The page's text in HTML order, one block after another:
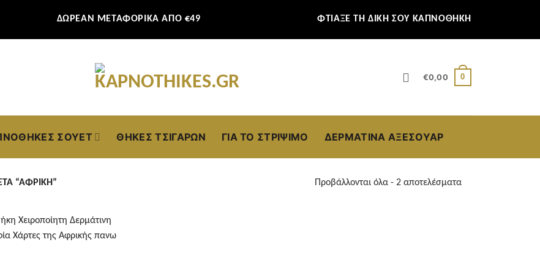
ΔΩΡΕΑΝ ΜΕΤΑΦΟΡΙΚΑ ΑΠΟ €49 ΦΤΙΑΞΕ ΤΗ ΔΙΚΗ ΣΟΥ ΚΑΠΝΟΘΗΚΗ
€0,00 0
ΣΟΥΈΤ ΘΉΚΕΣ ΤΣΙΓΆΡΩΝ ΓΙΑ ΤΟ ΣΤΡΊΨΙΜΟ ΔΕΡΜΆΤΙΝΑ ΑΞΕΣΟΥΆΡ
“ΑΦΡΙΚΉ” Προβάλλονται όλα - 2 αποτελέσματα